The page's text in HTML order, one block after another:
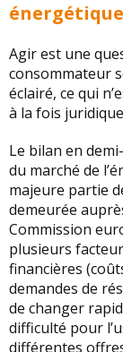
énergétique
Agir est une
consommateur
éclairé, ce qui
à la fois
Le bilan en
du marché de
majeure partie
demeurée
Commission
plusieurs
financières
demandes de
de changer
difficulté pour
différentes